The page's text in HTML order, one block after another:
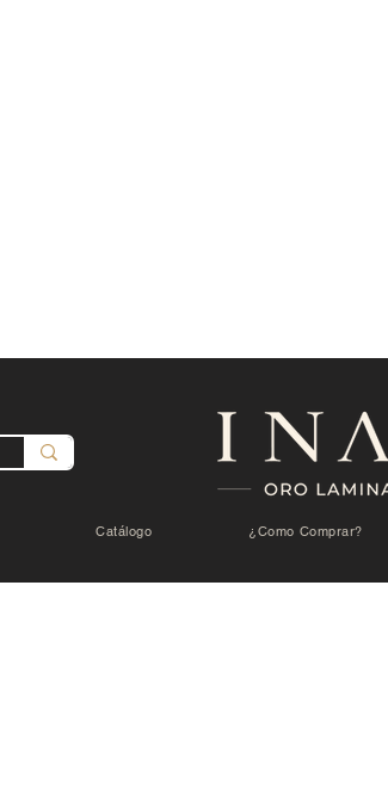
Catálogo ¿Como Comprar?